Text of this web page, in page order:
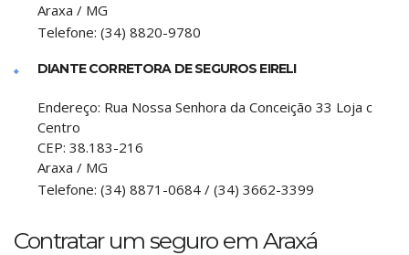
Araxa / MG
Telefone: (34) 8820-9780
DIANTE CORRETORA DE SEGUROS EIRELI
Endereço: Rua Nossa Senhora da Conceição 33 Loja c
Centro
CEP: 38.183-216
Araxa / MG
Telefone: (34) 8871-0684 / (34) 3662-3399
Contratar um seguro em Araxá